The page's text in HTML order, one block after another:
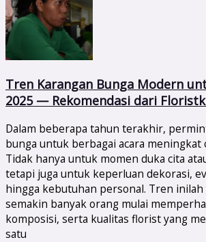
Tren Karangan Bunga Modern
2025 — Rekomendasi dari
Dalam beberapa tahun terakhir,
bunga untuk berbagai acara meningkat
Tidak hanya untuk momen duka cita
tetapi juga untuk keperluan dekorasi,
hingga kebutuhan personal. Tren
semakin banyak orang mulai
komposisi, serta kualitas florist yang
satu